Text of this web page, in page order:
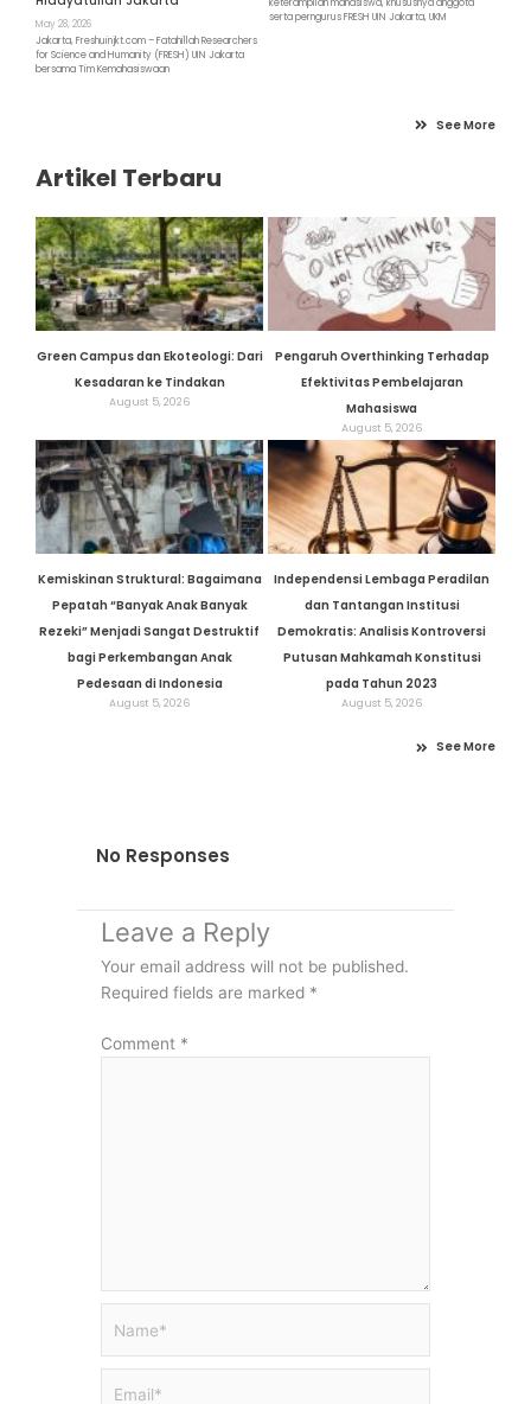
May 28, 2026
Jakarta, Freshuinjkt.com – Fatahillah Researchers
for Science and Humanity (FRESH) UIN Jakarta
bersama Tim Kemahasiswaan
keterampilan mahasiswa, khususnya anggota
serta perngurus FRESH UIN Jakarta, UKM
See More
Artikel Terbaru
Green Campus dan Ekoteologi: Dari
Kesadaran ke Tindakan
August 5, 2026
Pengaruh Overthinking Terhadap
Efektivitas Pembelajaran
Mahasiswa
August 5, 2026
Kemiskinan Struktural: Bagaimana
Pepatah “Banyak Anak Banyak
Rezeki” Menjadi Sangat Destruktif
bagi Perkembangan Anak
Pedesaan di Indonesia
August 5, 2026
Independensi Lembaga Peradilan
dan Tantangan Institusi
Demokratis: Analisis Kontroversi
Putusan Mahkamah Konstitusi
pada Tahun 2023
August 5, 2026
See More
No Responses
Leave a Reply
Your email address will not be published.
Required fields are marked *
Comment *